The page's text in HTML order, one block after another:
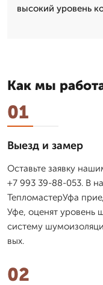
высокий уровень
Как мы
01
Выезд и замер
Оставьте заявку
+7 993 39-88-053. В
ТепломастерУфа
Уфе, оценят уровень
систему
вых.
02